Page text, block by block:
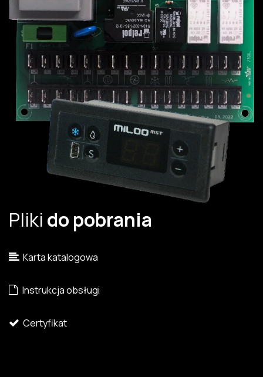
Pliki do pobrania
Karta katalogowa
Instrukcja obsługi
Certyfikat